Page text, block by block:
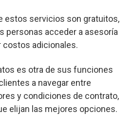
estos servicios son gratuitos,
personas acceder a asesoría
costos adicionales.
es otra de sus funciones
a navegar entre
y condiciones de contrato,
elijan las mejores opciones.